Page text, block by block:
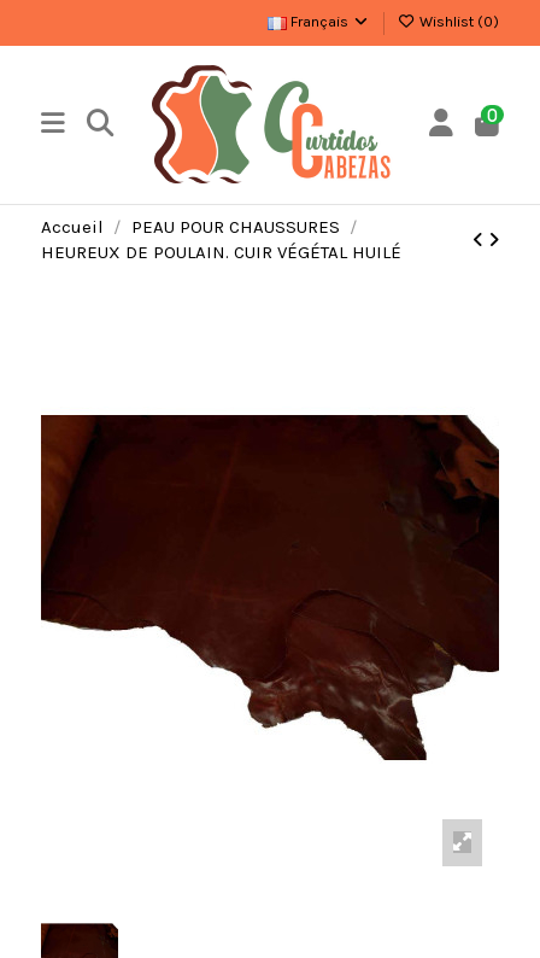
Français Wishlist (0)
0
Accueil
PEAU POUR CHAUSSURES
HEUREUX DE POULAIN. CUIR VÉGÉTAL HUILÉ